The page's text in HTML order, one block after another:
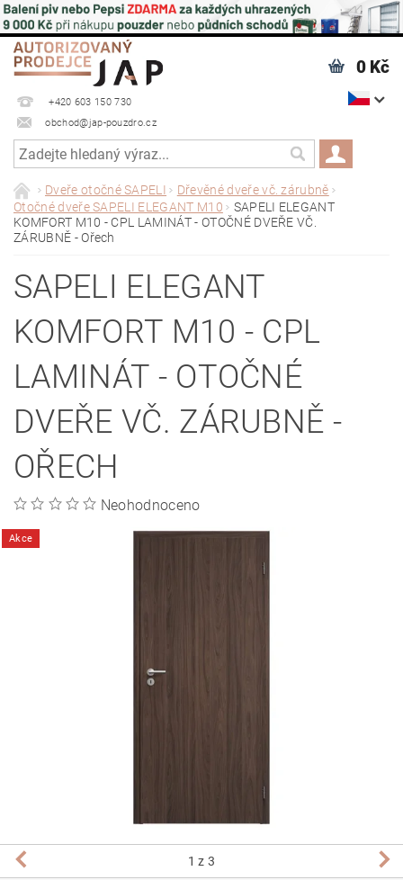
+420 603 150 730
obchod@jap-pouzdro.cz
0 Kč
Dveře otočné SAPELI
Dřevěné dveře vč. zárubně
Otočné dveře SAPELI ELEGANT M10
SAPELI ELEGANT
KOMFORT M10 - CPL LAMINÁT - OTOČNÉ DVEŘE VČ.
ZÁRUBNĚ - Ořech
SAPELI ELEGANT
KOMFORT M10 - CPL
LAMINÁT - OTOČNÉ
DVEŘE VČ. ZÁRUBNĚ -
OŘECH
Neohodnoceno
Akce
1 z 3